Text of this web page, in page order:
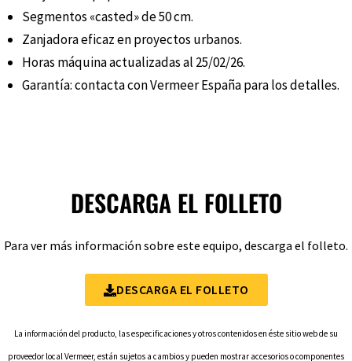
Segmentos «casted» de 50 cm.
Zanjadora eficaz en proyectos urbanos.
Horas máquina actualizadas al 25/02/26.
Garantía: contacta con Vermeer España para los detalles.
DESCARGA EL FOLLETO
Para ver más información sobre este equipo, descarga el folleto.
DESCARGA EL FOLLETO
La información del producto, las especificaciones y otros contenidos en éste sitio web de su
proveedor local Vermeer, están sujetos a cambios y pueden mostrar accesorios o componentes